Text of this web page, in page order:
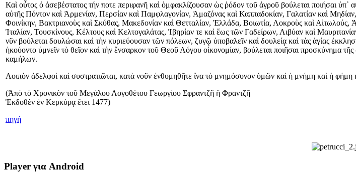
Καὶ οὖτος ὁ ἀσεβέστατος τήν ποτε περιφανῆ καὶ ὀμφακλίζουσαν ὡς ῥόδον τοῦ ἀγροῦ βούλεται ποιήσαι
αὐτῆς Πόντον καὶ Ἀρμενίαν, Περσίαν καὶ Παμφλαγονίαν, Ἀμαζόνας καὶ Καππαδοκίαν, Γαλατίαν καὶ
Φοινίκην, Βακτριανοὺς καὶ Σκύθας, Μακεδονίαν καὶ Θετταλίαν, Ἑλλάδα, Βοιωτία, Λοκροὺς καὶ
Ἰταλίαν, Τουσκίνους, Κέλτους καὶ Κελτογαλάτας, Ἰβηρίαν τε καὶ ἕως τῶν Γαδείρων, Λιβύαν καὶ
νῦν βούλεται δουλώσαι καὶ τὴν κυριεύουσαν τῶν πόλεων, ζυγῷ ὑποβαλεῖν καὶ δουλείᾳ καὶ τὰς ἁγίας
ἠκούοντο ὑμνεῖν τὸ θεῖον καὶ τὴν ἔνσαρκον τοῦ Θεοῦ Λόγου οἰκονομίαν, βούλεται ποιῆσαι προσκύνημα
καμήλων.
Λοιπὸν ἀδελφοὶ καὶ συστρατιῶται, κατὰ νοῦν ἐνθυμηθῆτε ἵνα τὸ μνημόσυνον ὑμῶν καὶ ἡ μνήμη καὶ ἡ φήμη
(Ἀπὸ τὸ Χρονικὸν τοῦ Μεγάλου Λογοθέτου Γεωργίου Σφραντζῆ ἢ Φραντζῆ
Ἐκδοθὲν ἐν Κερκύρᾳ ἔτει 1477)
πηγή
Player για Android